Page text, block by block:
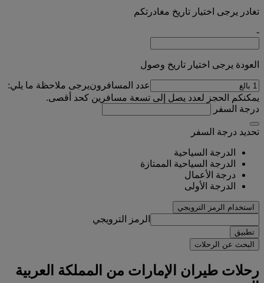
تغادر يرجى اختيار تاريخ مغادرتكم
-
العودة يرجى اختيار تاريخ وصول
عدد المسافرونيرجى ملاحظة ما يلي:
يمكنكم الحجز لعدد يصل إلى تسعة مسافرين كحد أقصى.
درجة السفر
تحديد درجة السفر
الدرجة السياحية
الدرجة السياحية الممتازة
درجة الأعمال
الدرجة الأولى
استخدام الرمز الترويجي
الرمز الترويجي
تطبيق
البحث عن الرحلات
رحلات طيران الإمارات من المملكة العربية